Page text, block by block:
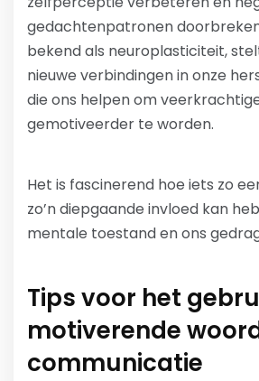
gedachtenpatronen
bekend als neuroplasticiteit,
nieuwe verbindingen in onze
die ons helpen om
gemotiveerder te worden.
Het is fascinerend hoe iets zo
zo’n diepgaande invloed kan
mentale toestand en ons
Tips voor het
motiverende
communicatie